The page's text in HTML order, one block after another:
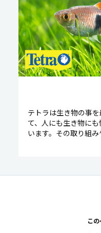
テトラは生き物の事
て、人にも生き物に
います。その取り組み
こ